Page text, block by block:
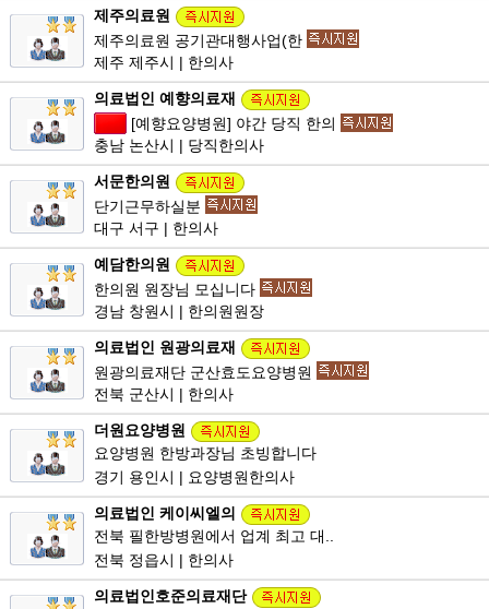
제주의료원
제주의료원 공기관대행사업(한
제주 제주시 | 한의사
의료법인 예향의료재
[예향요양병원] 야간 당직 한의
충남 논산시 | 당직한의사
서문한의원
단기근무하실분
대구 서구 | 한의사
예담한의원
한의원 원장님 모십니다
경남 창원시 | 한의원원장
의료법인 원광의료재
원광의료재단 군산효도요양병원
전북 군산시 | 한의사
더원요양병원
요양병원 한방과장님 초빙합니다
경기 용인시 | 요양병원한의사
의료법인 케이씨엘의
전북 필한방병원에서 업계 최고 대..
전북 정읍시 | 한의사
의료법인호준의료재단